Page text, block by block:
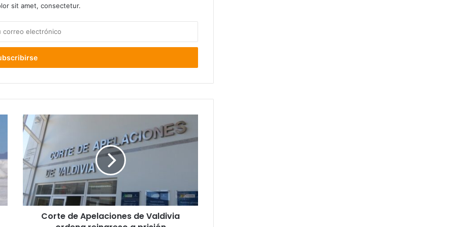
sit amet, consectetur.
Corte
de
Apelaciones
de
Valdivia
ordena
reingreso
a
prisión
preventivaCorte de Apelaciones de Valdivia